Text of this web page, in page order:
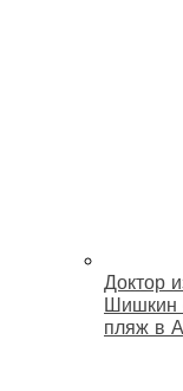
Доктор
Шишкин
пляж в